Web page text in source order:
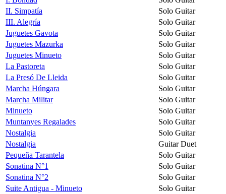
II. Simpatía
Solo Guitar
III. Alegría
Solo Guitar
Juguetes Gavota
Solo Guitar
Juguetes Mazurka
Solo Guitar
Juguetes Minueto
Solo Guitar
La Pastoreta
Solo Guitar
La Presó De Lleida
Solo Guitar
Marcha Húngara
Solo Guitar
Marcha Militar
Solo Guitar
Minueto
Solo Guitar
Muntanyes Regalades
Solo Guitar
Nostalgia
Solo Guitar
Nostalgia
Guitar Duet
Pequeña Tarantela
Solo Guitar
Sonatina N°1
Solo Guitar
Sonatina N°2
Solo Guitar
Suite Antigua - Minueto
Solo Guitar